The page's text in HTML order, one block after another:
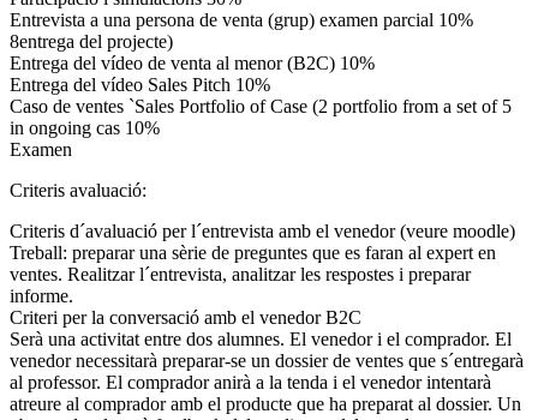
Entrevista a una persona de venta (grup) examen parcial 10%
8entrega del projecte)
Entrega del vídeo de venta al menor (B2C) 10%
Entrega del vídeo Sales Pitch 10%
Caso de ventes `Sales Portfolio of Case (2 portfolio from a set of 5
in ongoing cas 10%
Examen
Criteris avaluació:
Criteris d´avaluació per l´entrevista amb el venedor (veure moodle)
Treball: preparar una sèrie de preguntes que es faran al expert en
ventes. Realitzar l´entrevista, analitzar les respostes i preparar
informe.
Criteri per la conversació amb el venedor B2C
Serà una activitat entre dos alumnes. El venedor i el comprador. El
venedor necessitarà preparar-se un dossier de ventes que s´entregarà
al professor. El comprador anirà a la tenda i el venedor intentarà
atreure al comprador amb el producte que ha preparat al dossier. Un